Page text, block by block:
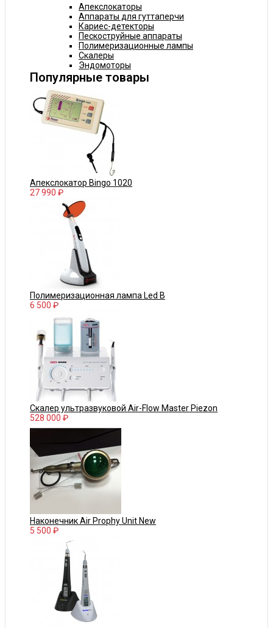
Апекслокаторы
Аппараты для гуттаперчи
Кариес-детекторы
Пескоструйные аппараты
Полимеризационные лампы
Скалеры
Эндомоторы
Популярные товары
Апекслокатор Bingo 1020
27 990 ₽
Полимеризационная лампа Led B
6 500 ₽
Скалер ультразвуковой Air-Flow Master Piezon
528 000 ₽
Наконечник Air Prophy Unit New
5 500 ₽